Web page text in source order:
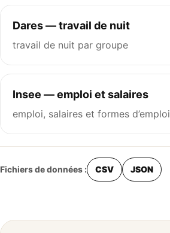
Dares — travail de nuit
travail de nuit par groupe
Insee — emploi et salaires
emploi, salaires et formes d’emploi
Fichiers de données : CSV JSON